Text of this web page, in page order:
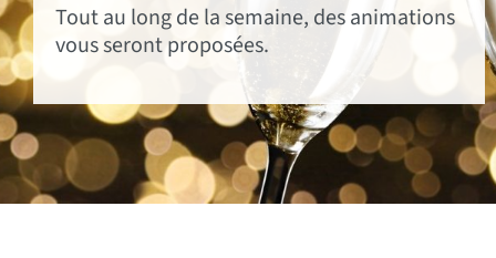
Tout au long de la semaine, des animations
vous seront proposées.